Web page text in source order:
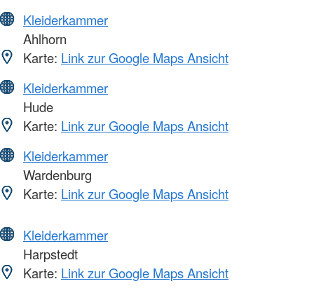
Kleiderkammer
Ahlhorn
Karte: Link zur Google Maps Ansicht
Kleiderkammer
Hude
Karte: Link zur Google Maps Ansicht
Kleiderkammer
Wardenburg
Karte: Link zur Google Maps Ansicht
Kleiderkammer
Harpstedt
Karte: Link zur Google Maps Ansicht